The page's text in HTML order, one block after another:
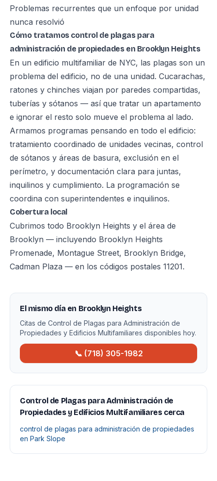
Problemas recurrentes que un enfoque por unidad
nunca resolvió
Cómo tratamos control de plagas para
administración de propiedades en Brooklyn Heights
En un edificio multifamiliar de NYC, las plagas son un
problema del edificio, no de una unidad. Cucarachas,
ratones y chinches viajan por paredes compartidas,
tuberías y sótanos — así que tratar un apartamento
e ignorar el resto solo mueve el problema al lado.
Armamos programas pensando en todo el edificio:
tratamiento coordinado de unidades vecinas, control
de sótanos y áreas de basura, exclusión en el
perímetro, y documentación clara para juntas,
inquilinos y cumplimiento. La programación se
coordina con superintendentes e inquilinos.
Cobertura local
Cubrimos todo Brooklyn Heights y el área de
Brooklyn — incluyendo Brooklyn Heights
Promenade, Montague Street, Brooklyn Bridge,
Cadman Plaza — en los códigos postales 11201.
El mismo día en Brooklyn Heights
Citas de Control de Plagas para Administración de
Propiedades y Edificios Multifamiliares disponibles hoy.
📞 (718) 305-1982
Control de Plagas para Administración de
Propiedades y Edificios Multifamiliares cerca
control de plagas para administración de propiedades
en Park Slope